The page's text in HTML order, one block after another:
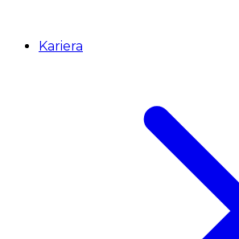
Kariera